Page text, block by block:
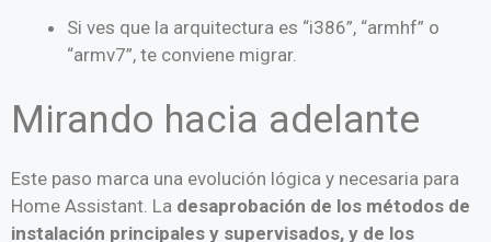
Si ves que la arquitectura es “i386”, “armhf” o
“armv7”, te conviene migrar.
Mirando hacia adelante
Este paso marca una evolución lógica y necesaria para
Home Assistant. La desaprobación de los métodos de
instalación principales y supervisados, y de los